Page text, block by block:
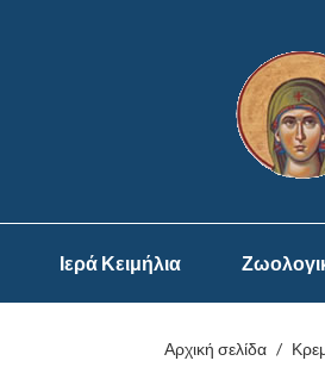
Ιερά Κειμήλια
Αρχική σελίδα /